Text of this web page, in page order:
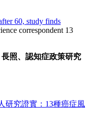
60, study finds
correspondent 13
照、認知症政策研究
研究證實：13種癌症風